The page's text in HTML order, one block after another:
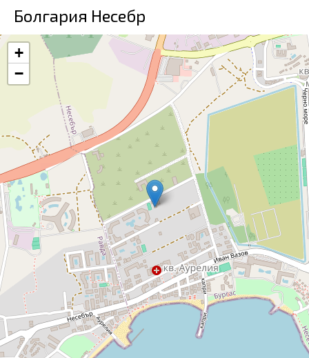
Болгария Несебр
+
−